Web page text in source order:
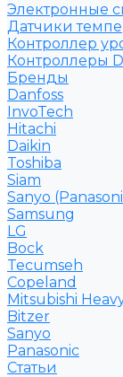
Электронные
Датчики
Контроллер
Контроллеры
Бренды
Danfoss
InvoTech
Hitachi
Daikin
Toshiba
Siam
Sanyo
Samsung
LG
Bock
Tecumseh
Copeland
Mitsubishi
Bitzer
Sanyo
Рanasonic
Статьи